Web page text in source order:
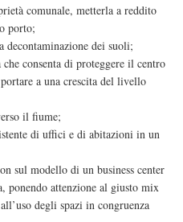
comunale, metterla a reddito
porto;
decontaminazione dei suoli;
consenta di proteggere il centro
a una crescita del livello
il fiume;
di uffici e di abitazioni in un
sul modello di un business center
ponendo attenzione al giusto mix
degli spazi in congruenza